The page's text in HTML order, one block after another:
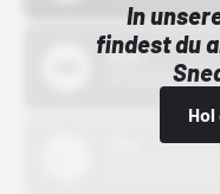
In
findest du
Bstn
01.10.22